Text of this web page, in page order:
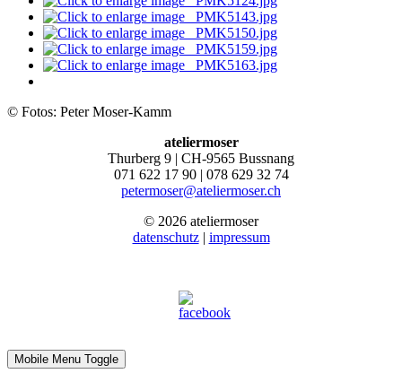
© Fotos: Peter Moser-Kamm
ateliermoser
Thurberg 9 | CH-9565 Bussnang
071 622 17 90 | 078 629 32 74
petermoser@ateliermoser.ch
© 2026 ateliermoser
datenschutz| impressum
Mobile Menu Toggle